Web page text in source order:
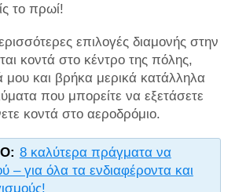
το πρωί!
επιλογές διαμονής στην
κοντά στο κέντρο της πόλης,
μου και βρήκα μερικά κατάλληλα
που μπορείτε να εξετάσετε
κοντά στο αεροδρόμιο.
8 καλύτερα πράγματα να
– για όλα τα ενδιαφέροντα και